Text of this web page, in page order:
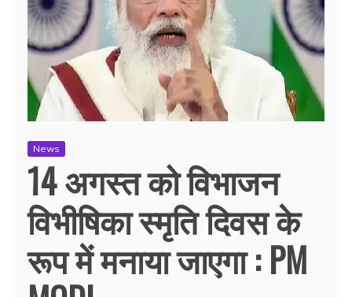
News
14 अगस्त को विभाजन
विभीषिका स्मृति दिवस के
रूप में मनाया जाएगा : PM